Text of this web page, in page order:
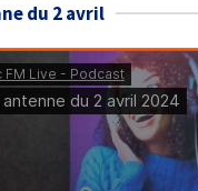
du 2 avril